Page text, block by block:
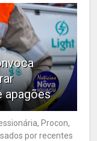
apagões
Procon,
por recentes